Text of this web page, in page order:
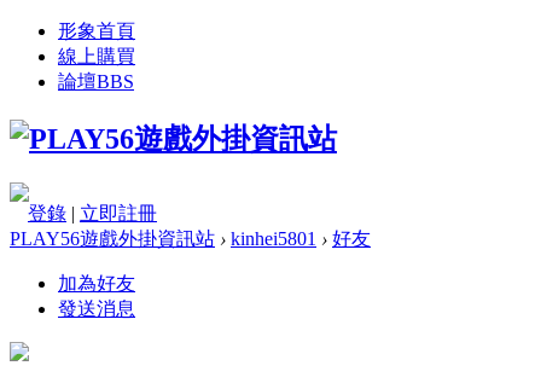
形象首頁
線上購買
論壇BBS
登錄 | 立即註冊
PLAY56遊戲外掛資訊站 › kinhei5801 › 好友
加為好友
發送消息